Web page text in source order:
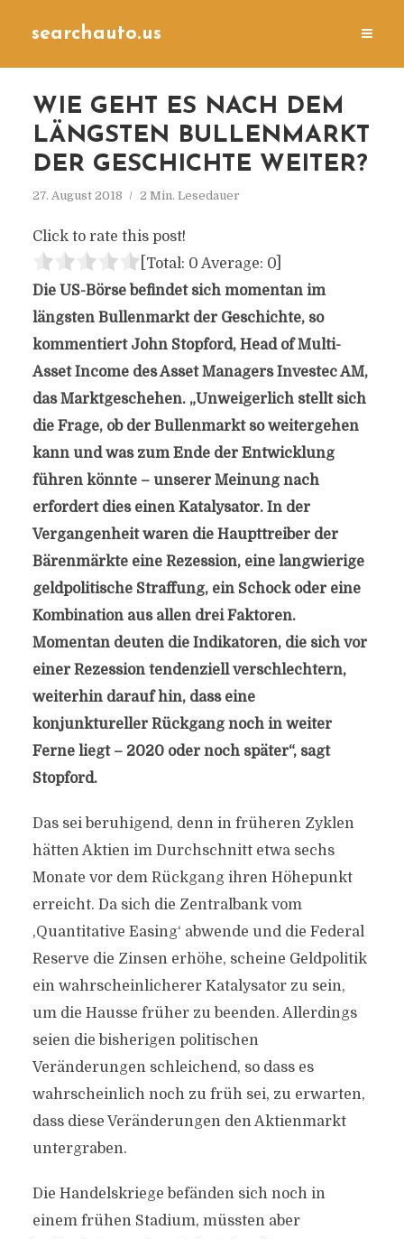
searchauto.us
WIE GEHT ES NACH DEM
LÄNGSTEN BULLENMARKT
DER GESCHICHTE WEITER?
27. August 2018 2 Min. Lesedauer
Click to rate this post!
[Total: 0 Average: 0]
Die US-Börse befindet sich momentan im
längsten Bullenmarkt der Geschichte, so
kommentiert John Stopford, Head of Multi-
Asset Income des Asset Managers Investec AM,
das Marktgeschehen. „Unweigerlich stellt sich
die Frage, ob der Bullenmarkt so weitergehen
kann und was zum Ende der Entwicklung
führen könnte – unserer Meinung nach
erfordert dies einen Katalysator. In der
Vergangenheit waren die Haupttreiber der
Bärenmärkte eine Rezession, eine langwierige
geldpolitische Straffung, ein Schock oder eine
Kombination aus allen drei Faktoren.
Momentan deuten die Indikatoren, die sich vor
einer Rezession tendenziell verschlechtern,
weiterhin darauf hin, dass eine
konjunktureller Rückgang noch in weiter
Ferne liegt – 2020 oder noch später“, sagt
Stopford.
Das sei beruhigend, denn in früheren Zyklen
hätten Aktien im Durchschnitt etwa sechs
Monate vor dem Rückgang ihren Höhepunkt
erreicht. Da sich die Zentralbank vom
‚Quantitative Easing‘ abwende und die Federal
Reserve die Zinsen erhöhe, scheine Geldpolitik
ein wahrscheinlicherer Katalysator zu sein,
um die Hausse früher zu beenden. Allerdings
seien die bisherigen politischen
Veränderungen schleichend, so dass es
wahrscheinlich noch zu früh sei, zu erwarten,
dass diese Veränderungen den Aktienmarkt
untergraben.
Die Handelskriege befänden sich noch in
einem frühen Stadium, müssten aber